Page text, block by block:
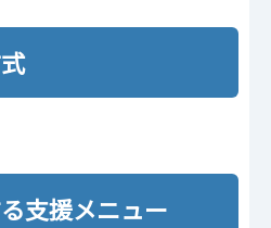
支援メニュー